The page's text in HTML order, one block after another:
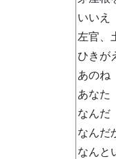
いいえ
左官、
ひきが
あのね
あなた
なんだ
なんだ
なんと